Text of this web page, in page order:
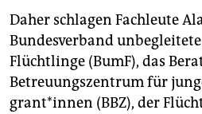
Daher schlagen Fachleute
Bundesverband
Flüchtlinge (BumF), das
Betreuungszentrum für
gran­t*in­nen (BBZ), der